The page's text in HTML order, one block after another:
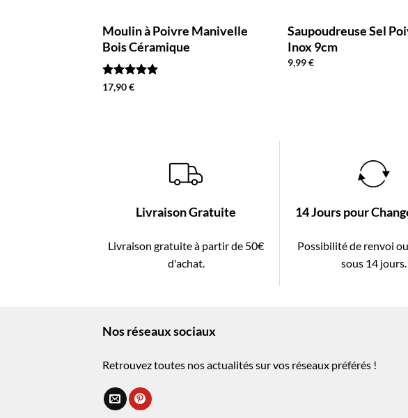
Moulin à Poivre Manivelle
Bois Céramique
Note5
17,90€
Saupoudreuse Sel
Inox 9cm
9,99€
Livraison Gratuite
Livraison gratuite à partir de 50€
d'achat.
14 Jours pour
Possibilité de renvoi
sous 14 jours.
Nos réseaux sociaux
Retrouvez toutes nos actualités sur vos réseaux préférés !